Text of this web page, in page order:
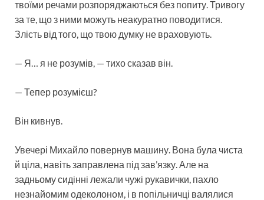
твоїми речами розпоряджаються без попиту. Тривогу
за те, що з ними можуть неакуратно поводитися.
Злість від того, що твою думку не враховують.
— Я… я не розумів, — тихо сказав він.
— Тепер розумієш?
Він кивнув.
Увечері Михайло повернув машину. Вона була чиста
й ціла, навіть заправлена під зав’язку. Але на
задньому сидінні лежали чужі рукавички, пахло
незнайомим одеколоном, і в попільничці валялися